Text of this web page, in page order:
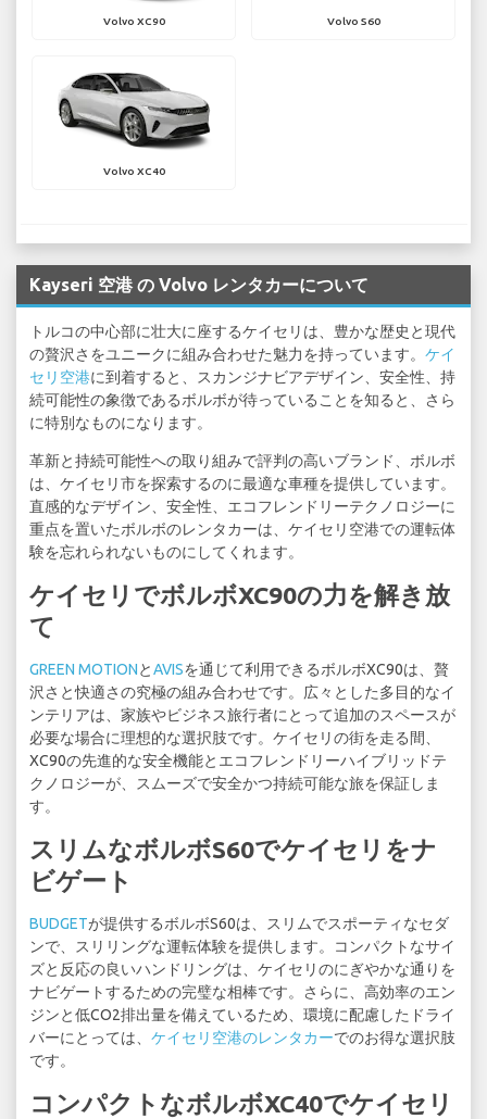
Volvo XC90 Volvo S60
Volvo XC40
Kayseri 空港 の Volvo レンタカーについて
トルコの中心部に壮大に座するケイセリは、豊かな歴史と現代
の贅沢さをユニークに組み合わせた魅力を持っています。 ケイ
セリ空港に到着すると、スカンジナビアデザイン、安全性、持
続可能性の象徴であるボルボが待っていることを知ると、さら
に特別なものになります。
革新と持続可能性への取り組みで評判の高いブランド、ボルボ
は、ケイセリ市を探索するのに最適な車種を提供しています。
直感的なデザイン、安全性、エコフレンドリーテクノロジーに
重点を置いたボルボのレンタカーは、ケイセリ空港での運転体
験を忘れられないものにしてくれます。
ケイセリでボルボXC90の力を解き放
て
GREEN MOTIONとAVISを通じて利用できるボルボXC90は、贅
沢さと快適さの究極の組み合わせです。広々とした多目的なイ
ンテリアは、家族やビジネス旅行者にとって追加のスペースが
必要な場合に理想的な選択肢です。ケイセリの街を走る間、
XC90の先進的な安全機能とエコフレンドリーハイブリッドテ
クノロジーが、スムーズで安全かつ持続可能な旅を保証しま
す。
スリムなボルボS60でケイセリをナ
ビゲート
BUDGETが提供するボルボS60は、スリムでスポーティなセダ
ンで、スリリングな運転体験を提供します。コンパクトなサイ
ズと反応の良いハンドリングは、ケイセリのにぎやかな通りを
ナビゲートするための完璧な相棒です。さらに、高効率のエン
ジンと低CO2排出量を備えているため、環境に配慮したドライ
バーにとっては、 ケイセリ空港のレンタカーでのお得な選択肢
です。
コンパクトなボルボXC40でケイセリ